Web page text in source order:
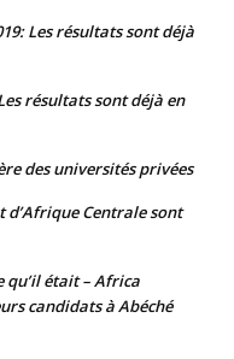
Les résultats sont déjà
résultats sont déjà en
des universités privées
d’Afrique Centrale sont
qu’il était – Africa
candidats à Abéché